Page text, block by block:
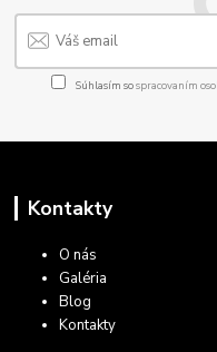
Súhlasím sospracovaním
Kontakty
O nás
Galéria
Blog
Kontakty